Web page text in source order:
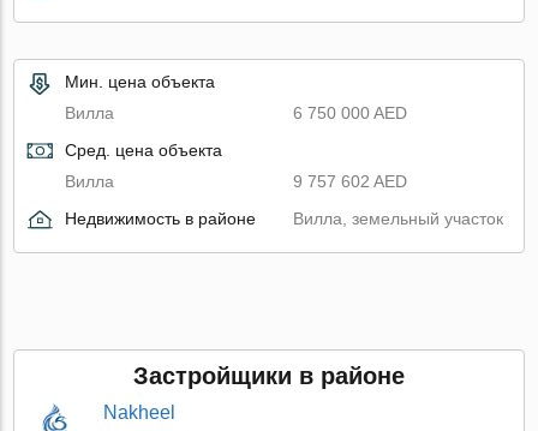
Мин. цена объекта
Вилла
6 750 000 AED
Сред. цена объекта
Вилла
9 757 602 AED
Недвижимость в районе
Вилла, земельный участок
Застройщики в районе
Nakheel